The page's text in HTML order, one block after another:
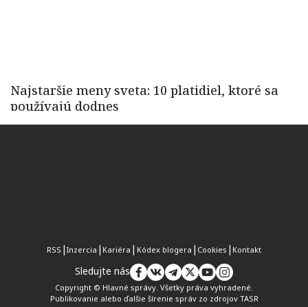
RSS Inzercia Kariéra Kódex blogera Cookies Kontakt
Sledujte nás
Copyright © Hlavné správy. Všetky práva vyhradené.
Publikovanie alebo ďalšie šírenie správ zo zdrojov TASR